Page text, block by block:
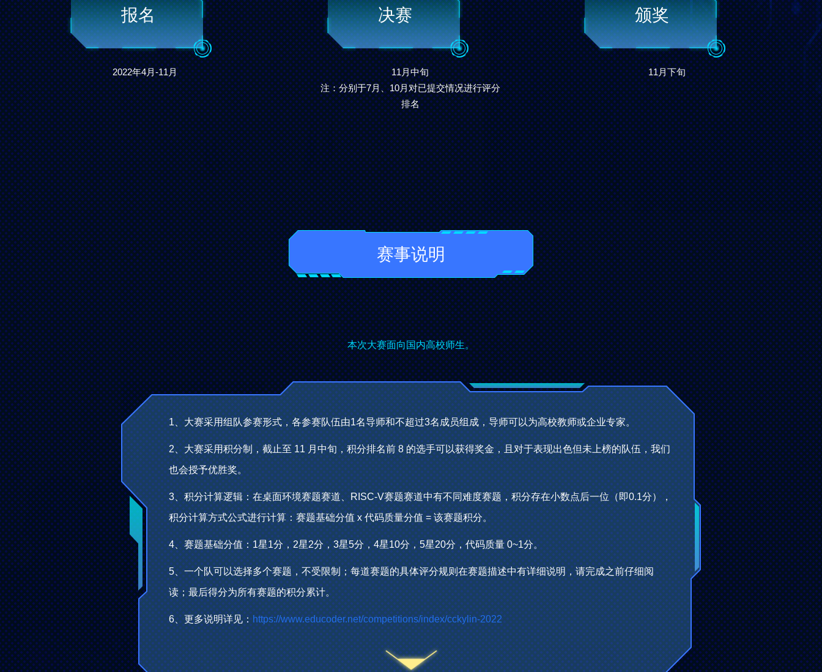
报名
2022年4月-11月
决赛
11月中旬
注：分别于7月、10月对已提交情况进行评分
排名
颁奖
11月下旬
赛事说明
本次大赛面向国内高校师生。
1、大赛采用组队参赛形式，各参赛队伍由1名导师和不超过3名成员组成，导师可以为高校教师或企业专家。
2、大赛采用积分制，截止至 11 月中旬，积分排名前 8 的选手可以获得奖金，且对于表现出色但未上榜的队伍，我们
也会授予优胜奖。
3、积分计算逻辑：在桌面环境赛题赛道、RISC-V赛题赛道中有不同难度赛题，积分存在小数点后一位（即0.1分），
积分计算方式公式进行计算：赛题基础分值 x 代码质量分值 = 该赛题积分。
4、赛题基础分值：1星1分，2星2分，3星5分，4星10分，5星20分，代码质量 0~1分。
5、一个队可以选择多个赛题，不受限制；每道赛题的具体评分规则在赛题描述中有详细说明，请完成之前仔细阅
读；最后得分为所有赛题的积分累计。
6、更多说明详见：https://www.educoder.net/competitions/index/cckylin-2022